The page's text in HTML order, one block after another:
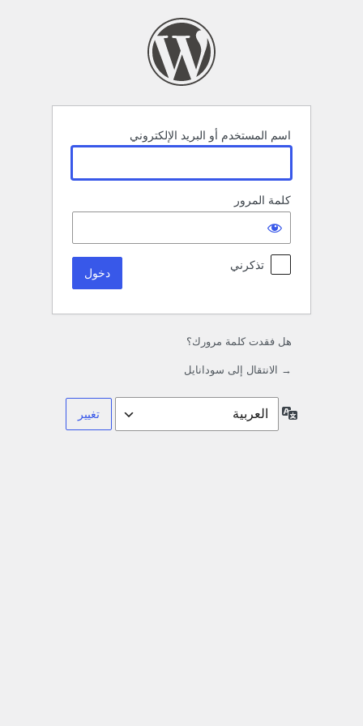
اسم المستخدم أو البريد الإلكتروني
كلمة المرور
تذكرني
هل فقدت كلمة مرورك؟
→ الانتقال إلى سودانايل
اللغة